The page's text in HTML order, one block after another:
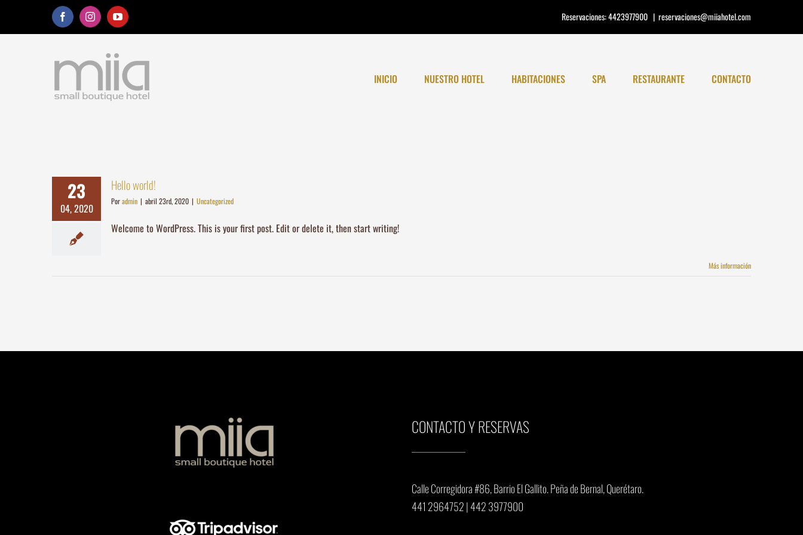
FacebookInstagramYouTube Reservaciones:4423977900 | reservaciones@miiahotel.com
INICIO NUESTRO HOTEL HABITACIONES SPA RESTAURANTE CONTACTO
23
04, 2020
Hello world!
Poradmin | abril 23rd, 2020 | Uncategorized
Welcome to WordPress. This is your first post. Edit or delete it, then start writing!
Más información
CONTACTO Y RESERVAS
Calle Corregidora #86, Barrio El Gallito.Peña de Bernal, Querétaro.
441 2964752|442 3977900